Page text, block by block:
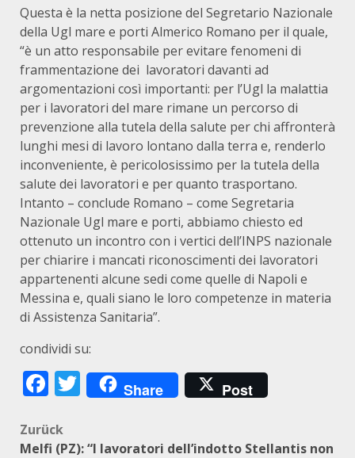
Questa è la netta posizione del Segretario Nazionale
della Ugl mare e porti Almerico Romano per il quale,
“è un atto responsabile per evitare fenomeni di
frammentazione dei lavoratori davanti ad
argomentazioni così importanti: per l’Ugl la malattia
per i lavoratori del mare rimane un percorso di
prevenzione alla tutela della salute per chi affronterà
lunghi mesi di lavoro lontano dalla terra e, renderlo
inconveniente, è pericolosissimo per la tutela della
salute dei lavoratori e per quanto trasportano.
Intanto – conclude Romano – come Segretaria
Nazionale Ugl mare e porti, abbiamo chiesto ed
ottenuto un incontro con i vertici dell’INPS nazionale
per chiarire i mancati riconoscimenti dei lavoratori
appartenenti alcune sedi come quelle di Napoli e
Messina e, quali siano le loro competenze in materia
di Assistenza Sanitaria”.
condividi su:
Facebook
Twitter
Share Post
Beitragsnavigation
Zurück
Melfi (PZ): “I lavoratori dell’indotto Stellantis non